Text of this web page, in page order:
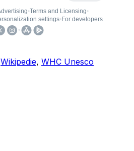
Wikipedie, WHC Unesco